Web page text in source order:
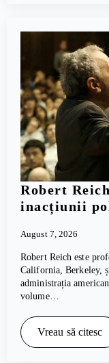
Robert
inacțiunii
August 7, 2026
Robert Reich este
California, Berkeley,
administrația
volume…
Vreau să citesc